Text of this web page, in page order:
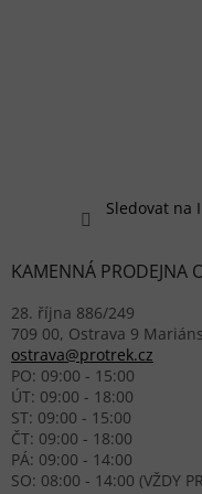
Sledovat na
KAMENNÁ PRODEJNA
28. října 886/249
709 00, Ostrava 9
ostrava@protrek.cz
PO: 09:00 - 15:00
ÚT: 09:00 - 18:00
ST: 09:00 - 15:00
ČT: 09:00 - 18:00
PÁ: 09:00 - 14:00
SO: 08:00 - 14:00 (VŽDY